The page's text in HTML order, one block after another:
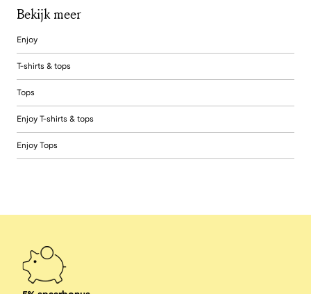
Bekijk meer
Enjoy
T-shirts & tops
Tops
Enjoy T-shirts & tops
Enjoy Tops